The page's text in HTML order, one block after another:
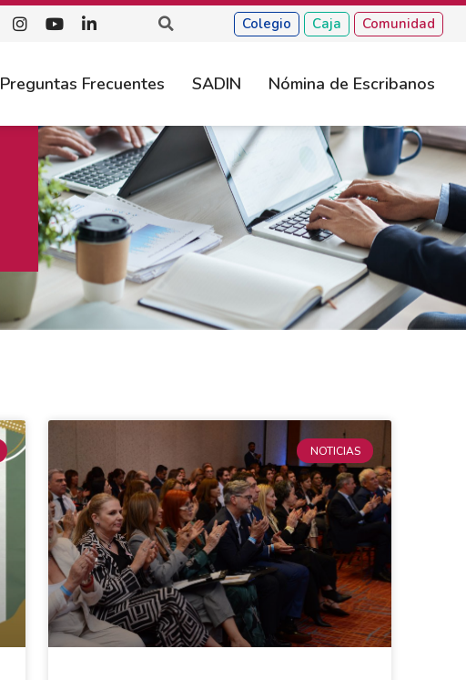
Colegio Caja Comunidad
Preguntas Frecuentes SADIN Nómina de Escribanos
NOTICIAS